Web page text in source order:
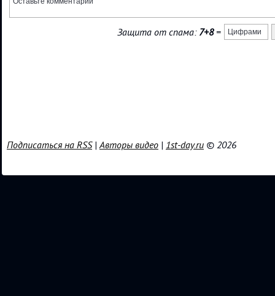
Защита от спама: 7+8=
Подписаться на RSS|Авторы видео | 1st-day.ru © 2026